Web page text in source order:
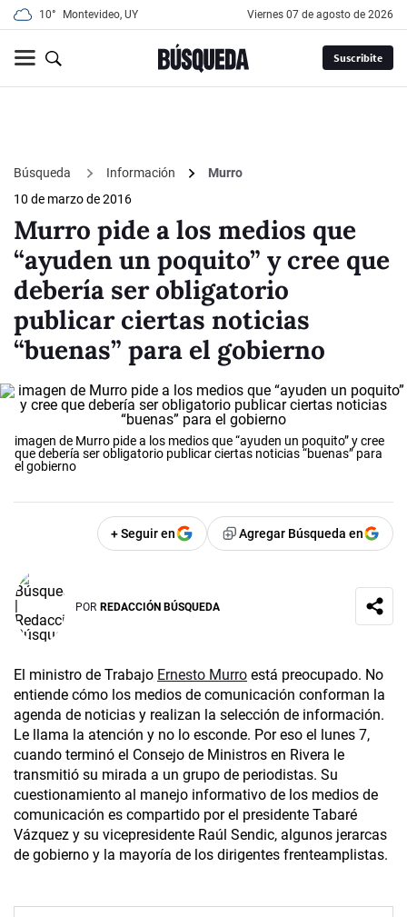
10° Montevideo, UY viernes 07 de agosto de 2026
Suscribite
Búsqueda Información
Murro
10 de marzo de 2016
Murro pide a los medios que
“ayuden un poquito” y cree que
debería ser obligatorio
publicar ciertas noticias
“buenas” para el gobierno
imagen de Murro pide a los medios que “ayuden un poquito” y cree
que debería ser obligatorio publicar ciertas noticias “buenas” para
el gobierno
+ Seguir en Agregar Búsqueda en
POR REDACCIÓN BÚSQUEDA
El ministro de Trabajo Ernesto Murro está preocupado. No
entiende cómo los medios de comunicación conforman la
agenda de noticias y realizan la selección de información.
Le llama la atención y no lo esconde. Por eso el lunes 7,
cuando terminó el Consejo de Ministros en Rivera le
transmitió su mirada a un grupo de periodistas. Su
cuestionamiento al manejo informativo de los medios de
comunicación es compartido por el presidente Tabaré
Vázquez y su vicepresidente Raúl Sendic, algunos jerarcas
de gobierno y la mayoría de los dirigentes frenteamplistas.